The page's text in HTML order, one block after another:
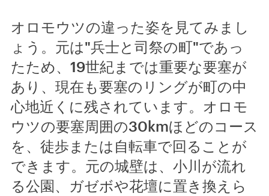
オロモウツの違った姿を見てみまし
ょう。元は"兵士と司祭の町"であっ
たため、19世紀までは重要な要塞が
あり、現在も要塞のリングが町の中
心地近くに残されています。オロモ
ウツの要塞周囲の30kmほどのコース
を、徒歩または自転車で回ることが
できます。元の城壁は、小川が流れ
る公園、ガゼボや花壇に置き換えら